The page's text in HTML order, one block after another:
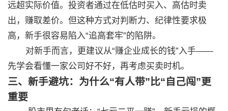
远超实际价值。投资者通过在低估时买入、高估时卖
出，赚取差价。但这种方式对判断力、纪律性要求极
高，新手很容易陷入“追高套牢”的陷阱。
对新手而言，更建议从“赚企业成长的钱”入手——
先学会看懂一家公司好不好，再考虑买卖时机。
三、新手避坑：为什么“有人带”比“自己闯”更
重要